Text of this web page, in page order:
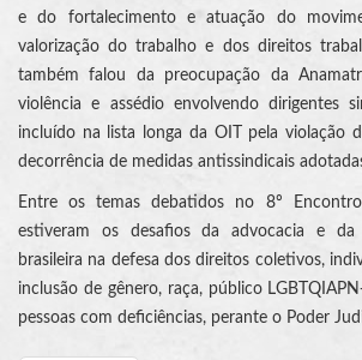
e do fortalecimento e atuação do
valorização do trabalho e dos direitos
também falou da preocupação da
violência e assédio envolvendo dirigentes
incluído na lista longa da OIT pela violação
decorrência de medidas antissindicais
Entre os temas debatidos no 8º
estiveram os desafios da advocacia e da
brasileira na defesa dos direitos coletivos,
inclusão de gênero, raça, público
pessoas com deficiências, perante o Poder